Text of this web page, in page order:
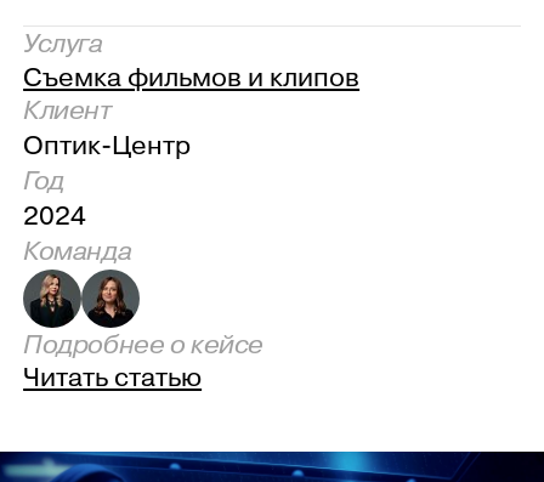
Услуга
Съемка фильмов и клипов
Клиент
Оптик-Центр
Год
2024
Команда
Подробнее о кейсе
Читать статью